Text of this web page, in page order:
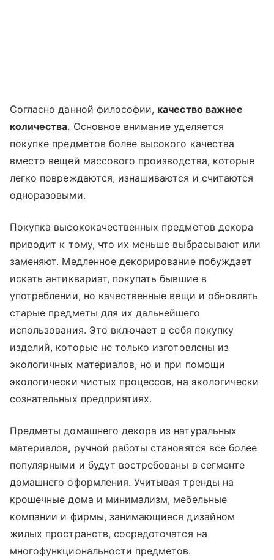
Согласно данной философии, качество важнее
количества. Основное внимание уделяется
покупке предметов более высокого качества
вместо вещей массового производства, которые
легко повреждаются, изнашиваются и считаются
одноразовыми.
Покупка высококачественных предметов декора
приводит к тому, что их меньше выбрасывают или
заменяют. Медленное декорирование побуждает
искать антиквариат, покупать бывшие в
употреблении, но качественные вещи и обновлять
старые предметы для их дальнейшего
использования. Это включает в себя покупку
изделий, которые не только изготовлены из
экологичных материалов, но и при помощи
экологически чистых процессов, на экологически
сознательных предприятиях.
Предметы домашнего декора из натуральных
материалов, ручной работы становятся все более
популярными и будут востребованы в сегменте
домашнего оформления. Учитывая тренды на
крошечные дома и минимализм, мебельные
компании и фирмы, занимающиеся дизайном
жилых пространств, сосредоточатся на
многофункциональности предметов.